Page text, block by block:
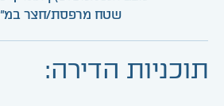
שטח מרפסת/חצר
תוכניות הדירה: